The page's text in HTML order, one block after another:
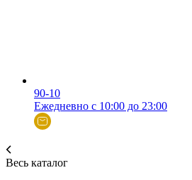
90-10
Ежедневно с 10:00 до 23:00
Весь каталог